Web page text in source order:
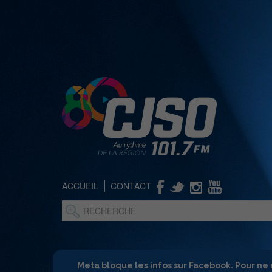
ACCUEIL CONTACT
Meta bloque les infos sur Facebook. Pour